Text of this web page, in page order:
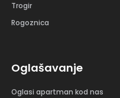
Trogir
Rogoznica
Oglašavanje
Oglasi apartman kod nas